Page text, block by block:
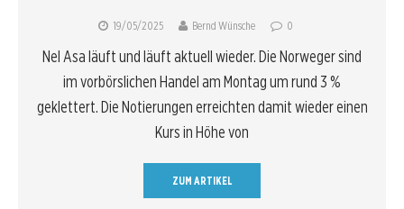
19/05/2025 Bernd Wünsche 0
Nel Asa läuft und läuft aktuell wieder. Die Norweger sind
im vorbörslichen Handel am Montag um rund 3 %
geklettert. Die Notierungen erreichten damit wieder einen
Kurs in Höhe von
ZUM ARTIKEL